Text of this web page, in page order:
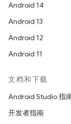
Android 14
Android 13
Android 12
Android 11
文档和下载
Android Studio 指
开发者指南